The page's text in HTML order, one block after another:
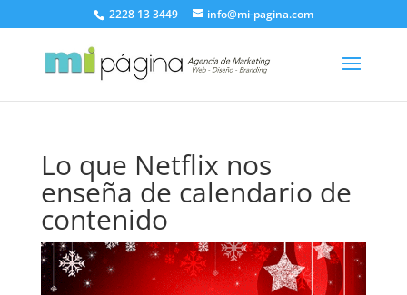
2228 13 3449 info@mi-pagina.com
Lo que Netflix nos
enseña de calendario de
contenido